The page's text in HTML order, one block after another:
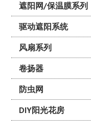
遮阳网/保温膜系列
驱动遮阳系统
风扇系列
卷扬器
防虫网
DIY阳光花房